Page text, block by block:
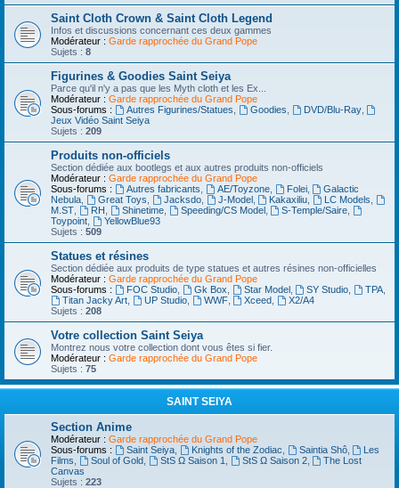
Saint Cloth Crown & Saint Cloth Legend
Infos et discussions concernant ces deux gammes
Modérateur : Garde rapprochée du Grand Pope
Sujets : 8
Figurines & Goodies Saint Seiya
Parce qu'il n'y a pas que les Myth cloth et les Ex...
Modérateur : Garde rapprochée du Grand Pope
Sous-forums :
Autres Figurines/Statues Goodies DVD/Blu-Ray,
Jeux Vidéo Saint Seiya
Sujets : 209
Produits non-officiels
Section dédiée aux bootlegs et aux autres produits non-officiels
Modérateur : Garde rapprochée du Grand Pope
Sous-forums :
Autres fabricants AE/Toyzone, Folei,
Galactic
Nebula
Great Toys Jacksdo, J-Model, Kakaxiliu LC Models
M.ST
RH Shinetime, Speeding/CS Model, S-Temple/Saire
Toypoint
YellowBlue93
Sujets : 509
Statues et résines
Section dédiée aux produits de type statues et autres résines non-officielles
Modérateur : Garde rapprochée du Grand Pope
Sous-forums :
FOC Studio, Gk Box Star Model, SY Studio TPA
Titan Jacky Art, UP Studio, WWF, Xceed
X2/A4
Sujets : 208
Votre collection Saint Seiya
Montrez nous votre collection dont vous êtes si fier.
Modérateur : Garde rapprochée du Grand Pope
Sujets : 75
SAINT SEIYA
Section Anime
Modérateur : Garde rapprochée du Grand Pope
Sous-forums :
Saint Seiya, Knights of the Zodiac Saintia Shô,
Les
Films
Soul of Gold, StS Ω Saison 1 StS Ω Saison 2,
The Lost
Canvas
Sujets : 223